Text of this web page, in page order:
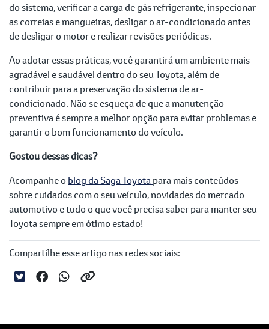
do sistema, verificar a carga de gás refrigerante, inspecionar
as correias e mangueiras, desligar o ar-condicionado antes
de desligar o motor e realizar revisões periódicas.
Ao adotar essas práticas, você garantirá um ambiente mais
agradável e saudável dentro do seu Toyota, além de
contribuir para a preservação do sistema de ar-
condicionado. Não se esqueça de que a manutenção
preventiva é sempre a melhor opção para evitar problemas e
garantir o bom funcionamento do veículo.
Gostou dessas dicas?
Acompanhe o blog da Saga Toyotapara mais conteúdos
sobre cuidados com o seu veículo, novidades do mercado
automotivo e tudo o que você precisa saber para manter seu
Toyota sempre em ótimo estado!
Compartilhe esse artigo nas redes sociais: